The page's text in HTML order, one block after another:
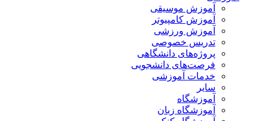
آموزش موسیقی
آموزش کامپیوتر
آموزش ورزشی
تدریس خصوصی
پروژه‌های دانشگاهی
فرصت‌های دانشجویی
خدمات آموزشی
سایر
آموزشگاه
آموزشگاه زبان